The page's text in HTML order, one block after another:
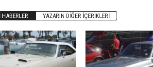
HABERLER YAZARIN DIĞER İÇERIKLERI